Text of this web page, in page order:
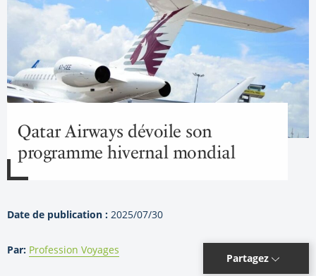
Qatar Airways dévoile son
programme hivernal mondial
Date de publication : 2025/07/30
Par: Profession Voyages
Partagez